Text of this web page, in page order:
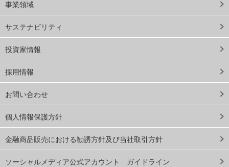
事業領域
サステナビリティ
投資家情報
採用情報
お問い合わせ
個人情報保護方針
金融商品販売における勧誘方針及び当社取引方針
ソーシャルメディア公式アカウント ガイドライン